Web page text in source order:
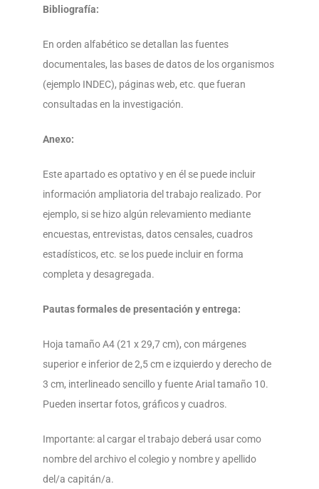
Bibliografía:
En orden alfabético se detallan las fuentes
documentales, las bases de datos de los organismos
(ejemplo INDEC), páginas web, etc. que fueran
consultadas en la investigación.
Anexo:
Este apartado es optativo y en él se puede incluir
información ampliatoria del trabajo realizado. Por
ejemplo, si se hizo algún relevamiento mediante
encuestas, entrevistas, datos censales, cuadros
estadísticos, etc. se los puede incluir en forma
completa y desagregada.
Pautas formales de presentación y entrega:
Hoja tamaño A4 (21 x 29,7 cm), con márgenes
superior e inferior de 2,5 cm e izquierdo y derecho de
3 cm, interlineado sencillo y fuente Arial tamaño 10.
Pueden insertar fotos, gráficos y cuadros.
Importante: al cargar el trabajo deberá usar como
nombre del archivo el colegio y nombre y apellido
del/a capitán/a.